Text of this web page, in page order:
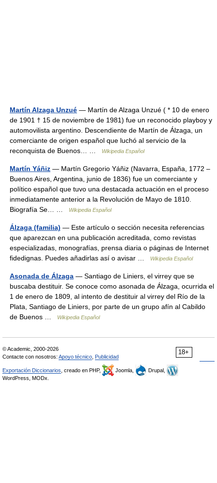
Martín Alzaga Unzué — Martín de Alzaga Unzué ( * 10 de enero
de 1901 † 15 de noviembre de 1981) fue un reconocido playboy y
automovilista argentino. Descendiente de Martín de Álzaga, un
comerciante de origen español que luchó al servicio de la
reconquista de Buenos… …
Wikipedia Español
Martín Yáñiz — Martín Gregorio Yáñiz (Navarra, España, 1772 –
Buenos Aires, Argentina, junio de 1836) fue un comerciante y
político español que tuvo una destacada actuación en el proceso
inmediatamente anterior a la Revolución de Mayo de 1810.
Biografía Se… …
Wikipedia Español
Álzaga (familia) — Este artículo o sección necesita referencias
que aparezcan en una publicación acreditada, como revistas
especializadas, monografías, prensa diaria o páginas de Internet
fidedignas. Puedes añadirlas así o avisar …
Wikipedia Español
Asonada de Álzaga — Santiago de Liniers, el virrey que se
buscaba destituir. Se conoce como asonada de Álzaga, ocurrida el
1 de enero de 1809, al intento de destituir al virrey del Río de la
Plata, Santiago de Liniers, por parte de un grupo afín al Cabildo
de Buenos …
Wikipedia Español
18+
© Academic, 2000-2026
Contacte con nosotros: Apoyo técnico Publicidad
Exportación Diccionarios , creado en PHP, Joomla,
Drupal,
WordPress, MODx.